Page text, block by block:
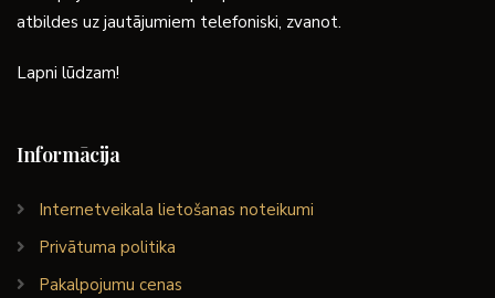
atbildes uz jautājumiem telefoniski, zvanot.
Lapni lūdzam!
Informācija
Internetveikala lietošanas noteikumi
Privātuma politika
Pakalpojumu cenas